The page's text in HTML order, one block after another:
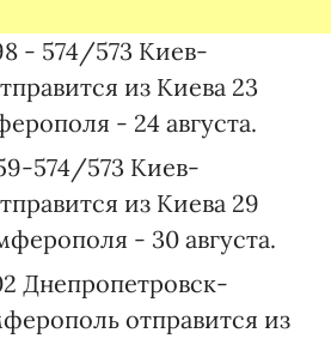
- 574/573 Киев-
из Киева 23
- 24 августа.
574/573 Киев-
из Киева 29
- 30 августа.
Днепропетровск-
отправится из